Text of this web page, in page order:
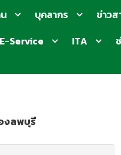
บุคลากร ข่าวส
E-Service ITA
งลพบุรี